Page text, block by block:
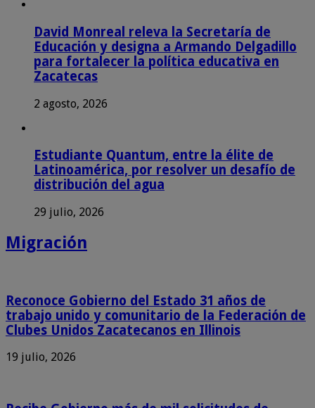
David Monreal releva la Secretaría de
Educación y designa a Armando Delgadillo
para fortalecer la política educativa en
Zacatecas
2 agosto, 2026
Estudiante Quantum, entre la élite de
Latinoamérica, por resolver un desafío de
distribución del agua
29 julio, 2026
Migración
Reconoce Gobierno del Estado 31 años de
trabajo unido y comunitario de la Federación de
Clubes Unidos Zacatecanos en Illinois
19 julio, 2026